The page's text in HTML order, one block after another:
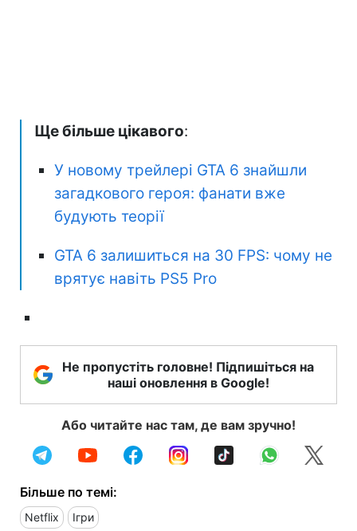
Ще більше цікавого:
У новому трейлері GTA 6 знайшли
загадкового героя: фанати вже
будують теорії
GTA 6 залишиться на 30 FPS: чому не
врятує навіть PS5 Pro
Не пропустіть головне! Підпишіться на
наші оновлення в Google!
Або читайте нас там, де вам зручно!
Більше по темі:
Netflix Ігри